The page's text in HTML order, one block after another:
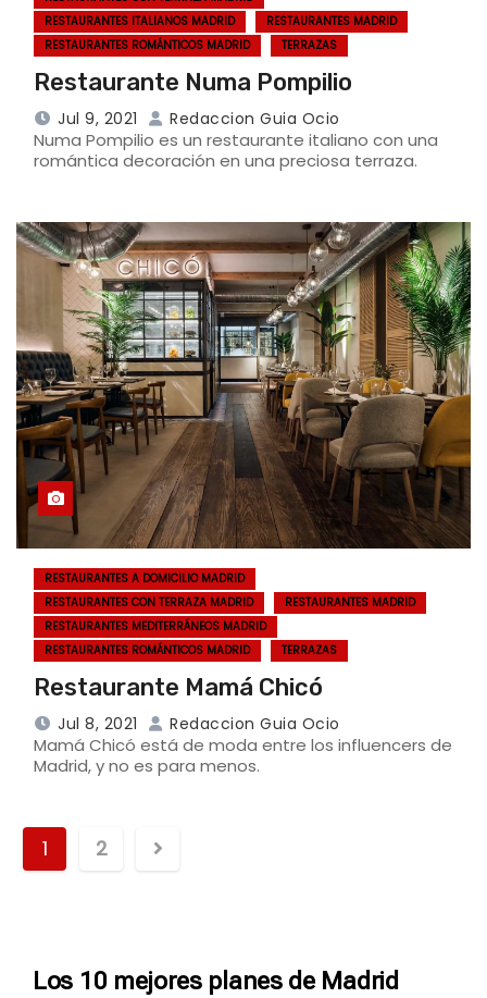
RESTAURANTES ITALIANOS MADRID
RESTAURANTES MADRID
RESTAURANTES ROMÁNTICOS MADRID
TERRAZAS
Restaurante Numa Pompilio
Jul 9, 2021 Redaccion Guia Ocio
Numa Pompilio es un restaurante italiano con una
romántica decoración en una preciosa terraza.
RESTAURANTES A DOMICILIO MADRID
RESTAURANTES CON TERRAZA MADRID
RESTAURANTES MADRID
RESTAURANTES MEDITERRÁNEOS MADRID
RESTAURANTES ROMÁNTICOS MADRID
TERRAZAS
Restaurante Mamá Chicó
Jul 8, 2021 Redaccion Guia Ocio
Mamá Chicó está de moda entre los influencers de
Madrid, y no es para menos.
1 2
Los 10 mejores planes de Madrid